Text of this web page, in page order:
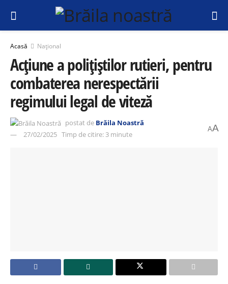
Acasă Național
Acțiune a polițiștilor rutieri, pentru
combaterea nerespectării
regimului legal de viteză
postat de Brăila Noastră
27/02/2025 Timp de citire: 3 minute
AA